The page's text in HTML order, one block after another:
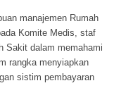
manajemen Rumah
Komite Medis, staf
Sakit dalam memahami
rangka menyiapkan
sistim pembayaran